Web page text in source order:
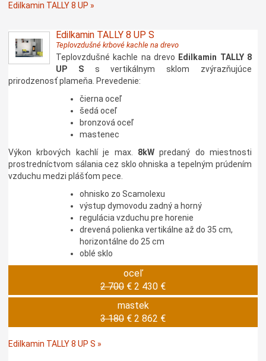
Edilkamin TALLY 8 UP »
Edilkamin TALLY 8 UP S
Teplovzdušné krbové kachle na drevo
Teplovzdušné kachle na drevo Edilkamin TALLY 8
UP Ss vertikálnym sklom zvýrazňujúce
prirodzenosť plameňa. Prevedenie:
čierna oceľ
šedá oceľ
bronzová oceľ
mastenec
Výkon krbových kachlí je max. 8kWpredaný do miestnosti
prostredníctvom sálania cez sklo ohniska a tepelným prúdením
vzduchu medzi plášťom pece.
ohnisko zo Scamolexu
výstup dymovodu zadný a horný
regulácia vzduchu pre horenie
drevená polienka vertikálne až do 35 cm,
horizontálne do 25 cm
oblé sklo
oceľ
2 700 € 2 430 €
mastek
3 180 € 2 862 €
Edilkamin TALLY 8 UP S »